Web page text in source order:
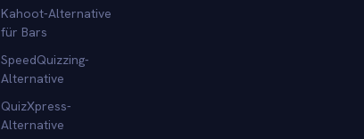
Kahoot-Alternative
für Bars
SpeedQuizzing-
Alternative
QuizXpress-
Alternative